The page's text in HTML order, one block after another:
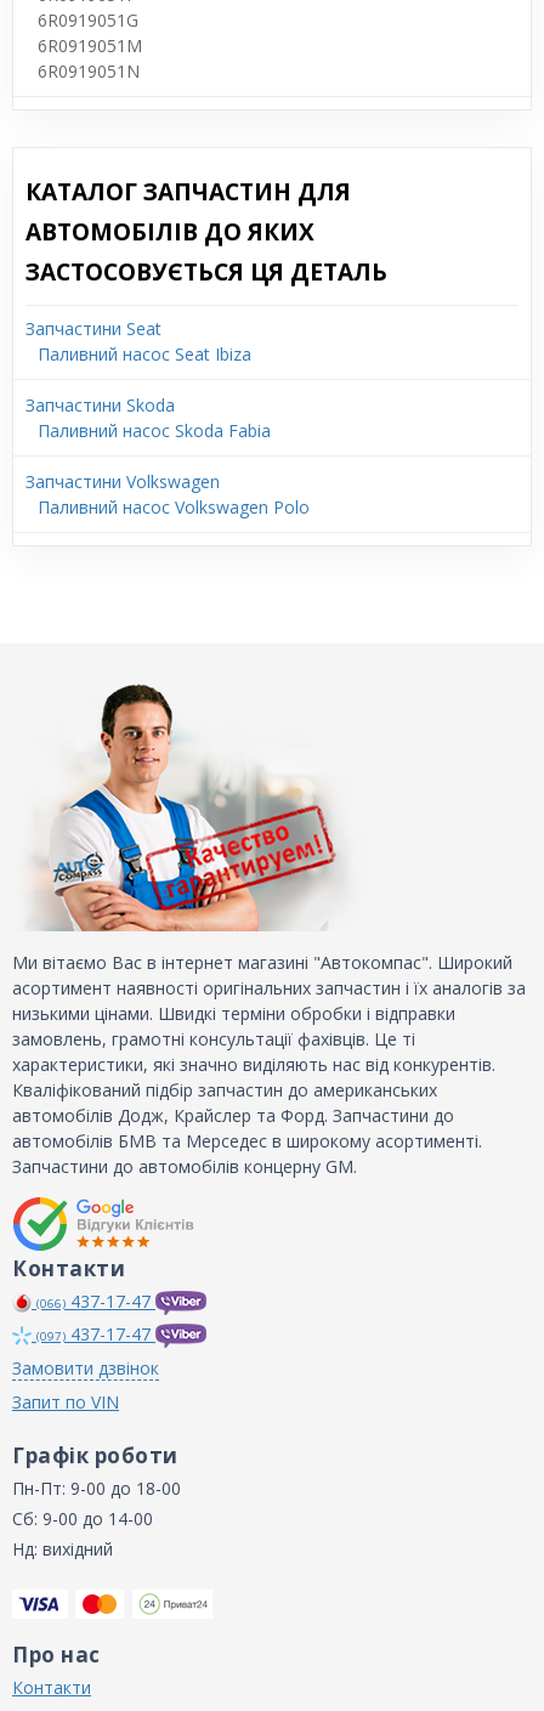
6R0919051G
6R0919051M
6R0919051N
КАТАЛОГ ЗАПЧАСТИН ДЛЯ
АВТОМОБІЛІВ ДО ЯКИХ
ЗАСТОСОВУЄТЬСЯ ЦЯ ДЕТАЛЬ
Запчастини Seat
Паливний насос Seat Ibiza
Запчастини Skoda
Паливний насос Skoda Fabia
Запчастини Volkswagen
Паливний насос Volkswagen Polo
Ми вітаємо Вас в інтернет магазині "Автокомпас". Широкий
асортимент наявності оригінальних запчастин і їх аналогів за
низькими цінами. Швидкі терміни обробки і відправки
замовлень, грамотні консультації фахівців. Це ті
характеристики, які значно виділяють нас від конкурентів.
Кваліфікований підбір запчастин до американських
автомобілів Додж, Крайслер та Форд. Запчастини до
автомобілів БМВ та Мерседес в широкому асортименті.
Запчастини до автомобілів концерну GM.
Контакти
(066) 437-17-47
(097) 437-17-47
Замовити дзвінок
Запит по VIN
Графік роботи
Пн-Пт: 9-00 до 18-00
Сб: 9-00 до 14-00
Нд: вихідний
Про нас
Контакти